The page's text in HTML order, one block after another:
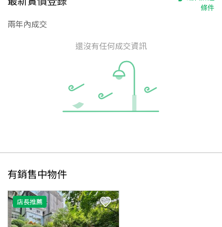
條件
兩年內成交
還沒有任何成交資訊
有銷售中物件
店長推薦